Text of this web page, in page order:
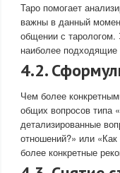
Таро помогает
важны в данный
общении с тарологом.
наиболее подходящие
4.2.
Чем более
общих вопросов типа
детализированные
отношений?» или
более конкретные